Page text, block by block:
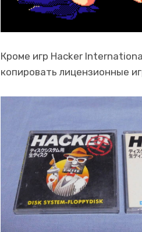
Кроме игр Hacker
копировать лицензионные